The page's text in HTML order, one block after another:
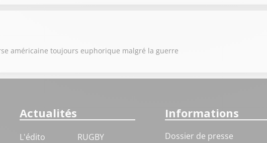
américaine toujours euphorique malgré la guerre
Actualités
L'édito
RUGBY
Informations
Dossier de presse